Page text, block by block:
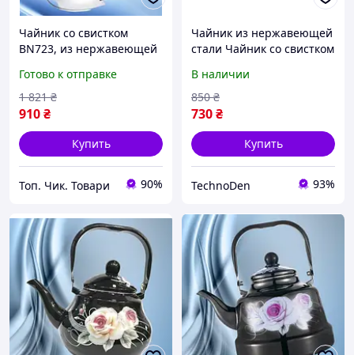
Чайник со свистком
BN723, из нержавеющей
объем 3.2 л. Код
BN723XllGf
Готово к отправке
910₴
1 821 ₴
Купить
Топ. Чик. Товари 90%
Чайник из нержавеющей
стали Чайник со свистком
В наличии
730₴
850 ₴
Купить
TechnoDen 93%